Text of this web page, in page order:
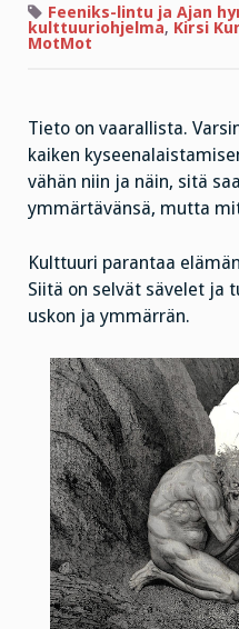
Feeniks-lintu ja Ajan
kulttuuriohjelma, Kirsi
MotMot
Tieto on vaarallista.
kaiken
vähän niin ja näin, sitä
ymmärtävänsä, mutta
Kulttuuri parantaa
Siitä on selvät sävelet ja
uskon ja ymmärrän.